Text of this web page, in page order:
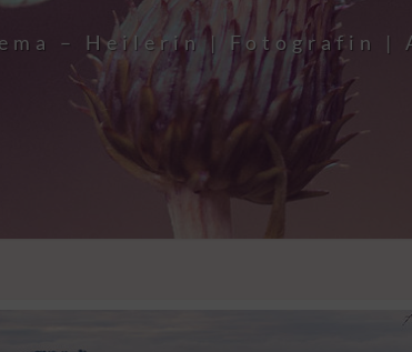
– Heilerin | Fotografin |